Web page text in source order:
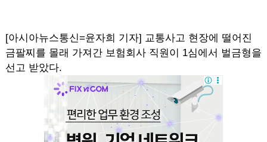
[아시아뉴스통신=윤자희 기자] 교통사고 현장에 떨어진
금팔찌를 몰래 가져간 보험회사 직원이 1심에서 벌금형을
선고 받았다.